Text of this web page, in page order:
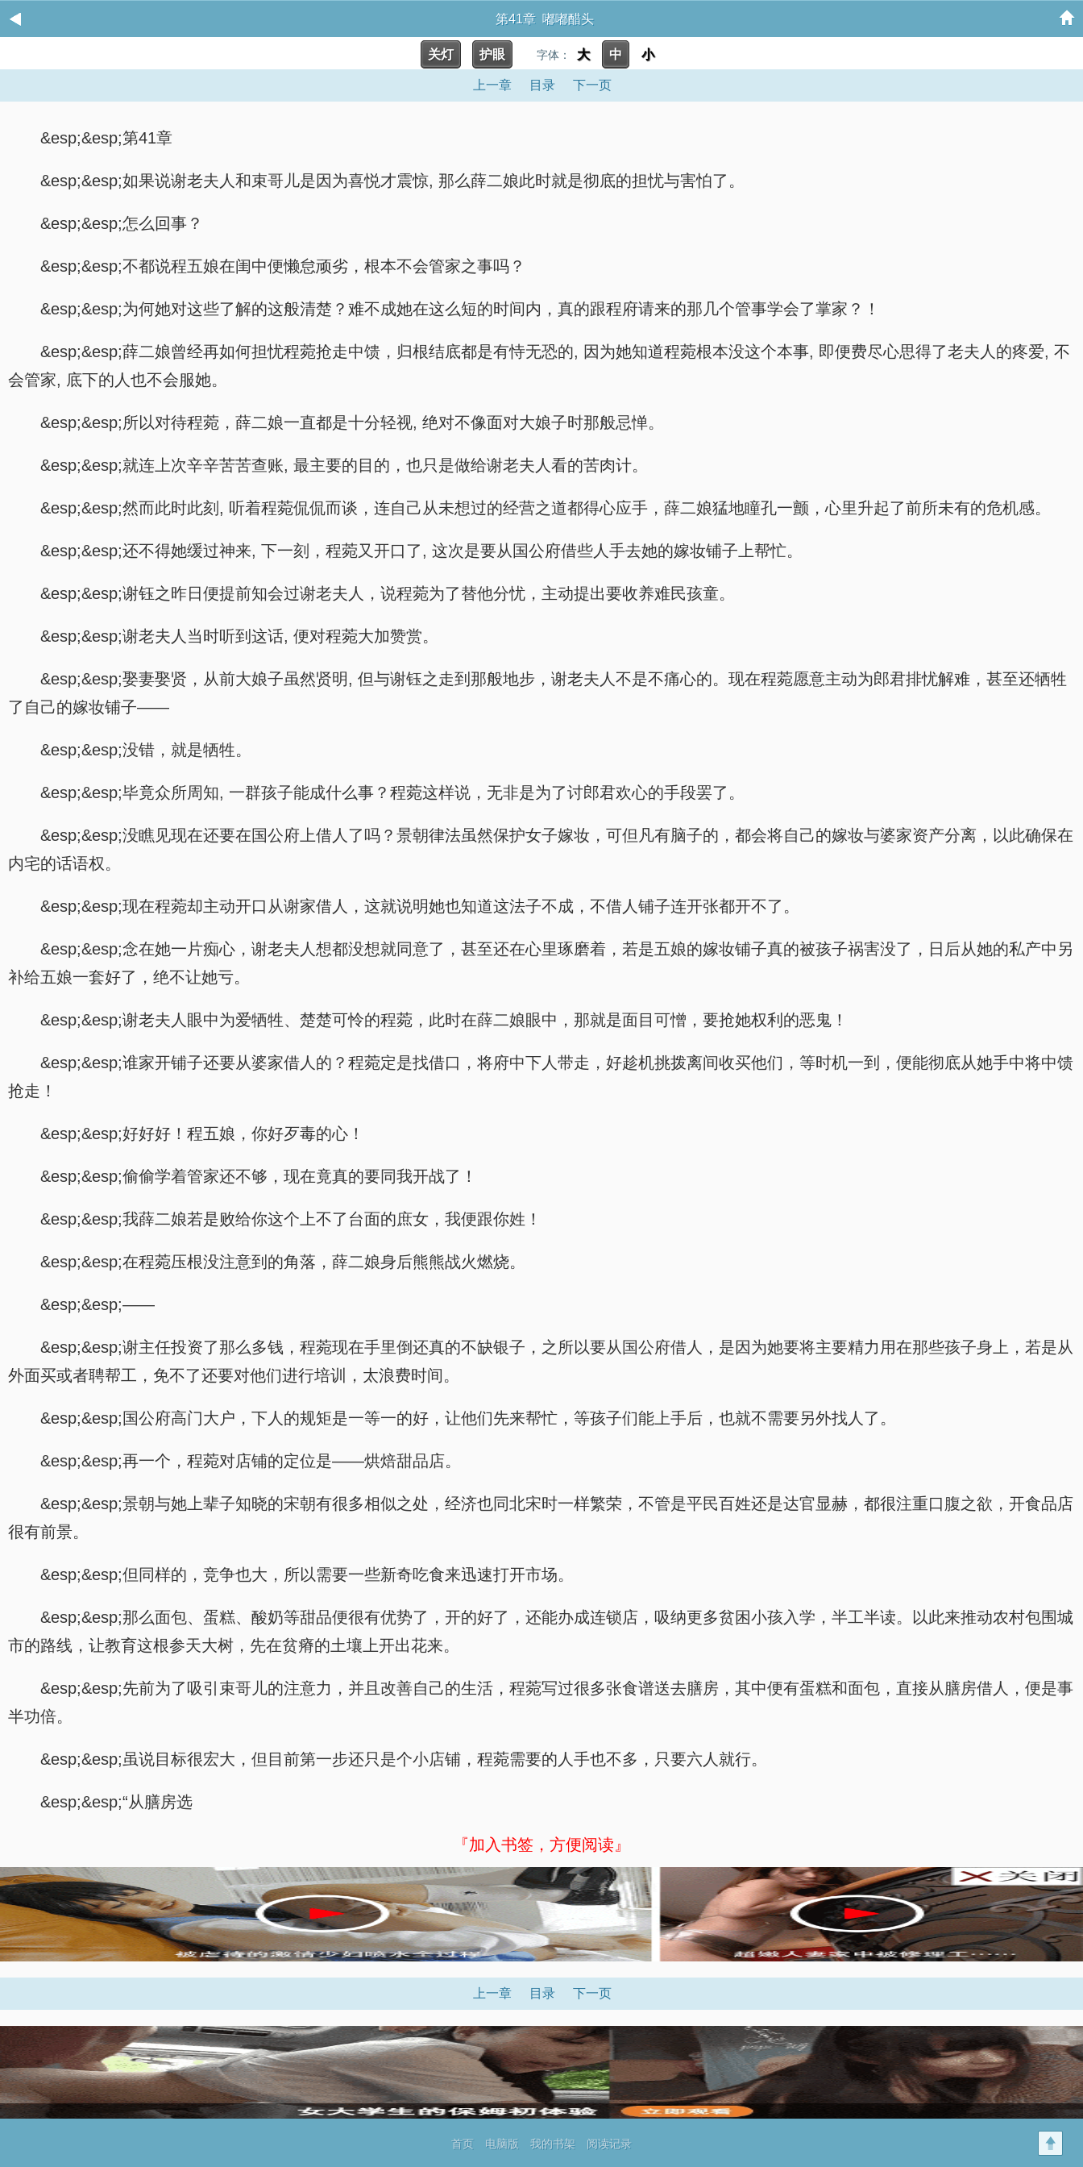
第41章 嘟嘟醋头
关灯 护眼 字体： 大 中 小
上一章 目录 下一页
&esp;&esp;第41章
&esp;&esp;如果说谢老夫人和束哥儿是因为喜悦才震惊, 那么薛二娘此时就是彻底的担忧与害怕了。
&esp;&esp;怎么回事？
&esp;&esp;不都说程五娘在闺中便懒怠顽劣，根本不会管家之事吗？
&esp;&esp;为何她对这些了解的这般清楚？难不成她在这么短的时间内，真的跟程府请来的那几个管事学会了掌家？！
&esp;&esp;薛二娘曾经再如何担忧程菀抢走中馈，归根结底都是有恃无恐的, 因为她知道程菀根本没这个本事, 即便费尽心思得了老夫人的疼爱, 不
会管家, 底下的人也不会服她。
&esp;&esp;所以对待程菀，薛二娘一直都是十分轻视, 绝对不像面对大娘子时那般忌惮。
&esp;&esp;就连上次辛辛苦苦查账, 最主要的目的，也只是做给谢老夫人看的苦肉计。
&esp;&esp;然而此时此刻, 听着程菀侃侃而谈，连自己从未想过的经营之道都得心应手，薛二娘猛地瞳孔一颤，心里升起了前所未有的危机感。
&esp;&esp;还不得她缓过神来, 下一刻，程菀又开口了, 这次是要从国公府借些人手去她的嫁妆铺子上帮忙。
&esp;&esp;谢钰之昨日便提前知会过谢老夫人，说程菀为了替他分忧，主动提出要收养难民孩童。
&esp;&esp;谢老夫人当时听到这话, 便对程菀大加赞赏。
&esp;&esp;娶妻娶贤，从前大娘子虽然贤明, 但与谢钰之走到那般地步，谢老夫人不是不痛心的。现在程菀愿意主动为郎君排忧解难，甚至还牺牲
了自己的嫁妆铺子——
&esp;&esp;没错，就是牺牲。
&esp;&esp;毕竟众所周知, 一群孩子能成什么事？程菀这样说，无非是为了讨郎君欢心的手段罢了。
&esp;&esp;没瞧见现在还要在国公府上借人了吗？景朝律法虽然保护女子嫁妆，可但凡有脑子的，都会将自己的嫁妆与婆家资产分离，以此确保在
内宅的话语权。
&esp;&esp;现在程菀却主动开口从谢家借人，这就说明她也知道这法子不成，不借人铺子连开张都开不了。
&esp;&esp;念在她一片痴心，谢老夫人想都没想就同意了，甚至还在心里琢磨着，若是五娘的嫁妆铺子真的被孩子祸害没了，日后从她的私产中另
补给五娘一套好了，绝不让她亏。
&esp;&esp;谢老夫人眼中为爱牺牲、楚楚可怜的程菀，此时在薛二娘眼中，那就是面目可憎，要抢她权利的恶鬼！
&esp;&esp;谁家开铺子还要从婆家借人的？程菀定是找借口，将府中下人带走，好趁机挑拨离间收买他们，等时机一到，便能彻底从她手中将中馈
抢走！
&esp;&esp;好好好！程五娘，你好歹毒的心！
&esp;&esp;偷偷学着管家还不够，现在竟真的要同我开战了！
&esp;&esp;我薛二娘若是败给你这个上不了台面的庶女，我便跟你姓！
&esp;&esp;在程菀压根没注意到的角落，薛二娘身后熊熊战火燃烧。
&esp;&esp;——
&esp;&esp;谢主任投资了那么多钱，程菀现在手里倒还真的不缺银子，之所以要从国公府借人，是因为她要将主要精力用在那些孩子身上，若是从
外面买或者聘帮工，免不了还要对他们进行培训，太浪费时间。
&esp;&esp;国公府高门大户，下人的规矩是一等一的好，让他们先来帮忙，等孩子们能上手后，也就不需要另外找人了。
&esp;&esp;再一个，程菀对店铺的定位是——烘焙甜品店。
&esp;&esp;景朝与她上辈子知晓的宋朝有很多相似之处，经济也同北宋时一样繁荣，不管是平民百姓还是达官显赫，都很注重口腹之欲，开食品店
很有前景。
&esp;&esp;但同样的，竞争也大，所以需要一些新奇吃食来迅速打开市场。
&esp;&esp;那么面包、蛋糕、酸奶等甜品便很有优势了，开的好了，还能办成连锁店，吸纳更多贫困小孩入学，半工半读。以此来推动农村包围城
市的路线，让教育这根参天大树，先在贫瘠的土壤上开出花来。
&esp;&esp;先前为了吸引束哥儿的注意力，并且改善自己的生活，程菀写过很多张食谱送去膳房，其中便有蛋糕和面包，直接从膳房借人，便是事
半功倍。
&esp;&esp;虽说目标很宏大，但目前第一步还只是个小店铺，程菀需要的人手也不多，只要六人就行。
&esp;&esp;“从膳房选
『加入书签，方便阅读』
上一章 目录 下一页
首页 电脑版 我的书架 阅读记录